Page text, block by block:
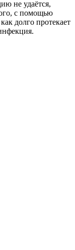
не удаётся,
с помощью
долго протекает